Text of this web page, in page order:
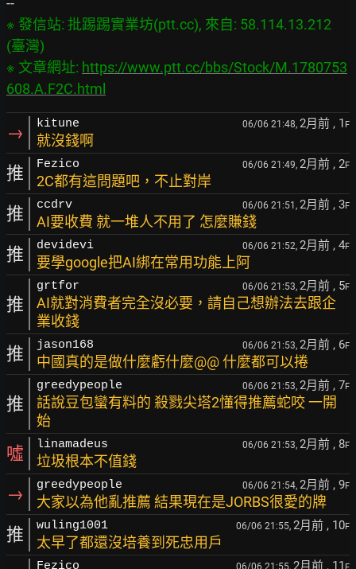
※ 發信站: 批踢踢實業坊(ptt.cc), 來自: 58.114.13.212
(臺灣)
※ 文章網址: https://www.ptt.cc/bbs/Stock/M.1780753
608.A.F2C.html
→ kitune 06/06 21:48, 2月前 , 1 F
就沒錢啊
推 Fezico 06/06 21:49, 2月前 , 2F
2C都有這問題吧，不止對岸
推 ccdrv 06/06 21:51, 2月前 , 3F
AI要收費 就一堆人不用了 怎麼賺錢
推 devidevi 06/06 21:52, 2月前 , 4F
要學google把AI綁在常用功能上阿
推
grtfor 06/06 21:53, 2月前 , 5F
AI就對消費者完全沒必要，請自己想辦法去跟企
業收錢
推 jason168 06/06 21:53, 2月前 , 6F
中國真的是做什麼虧什麼@@ 什麼都可以捲
推
greedypeople 06/06 21:53, 2月前 , 7F
話說豆包蠻有料的 殺戮尖塔2懂得推薦蛇咬 一開
始
噓 linamadeus 06/06 21:53, 2月前 , 8F
垃圾根本不值錢
→ greedypeople 06/06 21:54, 2月前 , 9F
大家以為他亂推薦 結果現在是JORBS很愛的牌
推 wuling1001 06/06 21:55, 2月前 , 10F
太早了都還沒培養到死忠用戶
Fezico 06/06 21:55, 2月前 , 11